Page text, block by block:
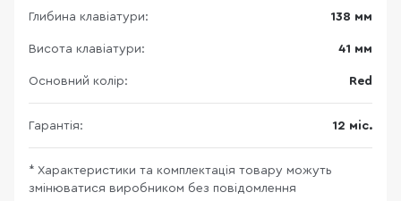
Глибина клавіатури: 138 мм
Висота клавіатури: 41 мм
Основний колір: Red
Гарантія: 12 міс.
* Характеристики та комплектація товару можуть
змінюватися виробником без повідомлення